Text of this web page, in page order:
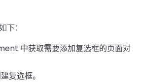
下：
中获取需要添加复选框的页面对
复选框。